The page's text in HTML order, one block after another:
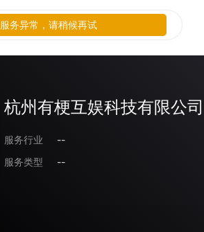
杭州有梗互娱科技有限公司
服务行业
--
服务类型
--
服务异常，请稍候再试